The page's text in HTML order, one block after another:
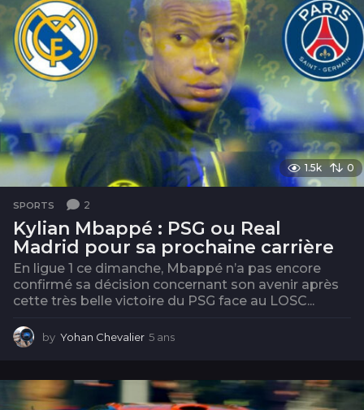
1.5k 0
SPORTS 2
Kylian Mbappé : PSG ou Real
Madrid pour sa prochaine carrière
En ligue 1 ce dimanche, Mbappé n’a pas encore
confirmé sa décision concernant son avenir après
cette très belle victoire du PSG face au LOSC...
by Yohan Chevalier 5 ans
s